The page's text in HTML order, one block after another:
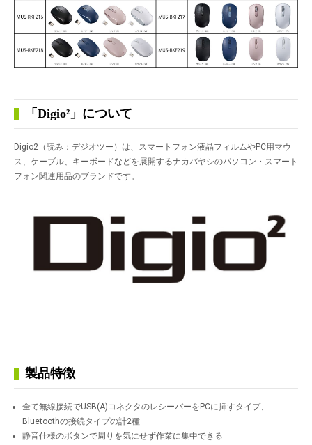
「Digio²」について
Digio2 （読み：デジオツー）は、スマートフォン液晶フィルムやPC用マウ
ス、ケーブル、キーボードなどを展開するナカバヤシのパソコン・スマート
フォン関連用品のブランドです。
製品特徴
全て無線接続でUSB(A)コネクタのレシーバーをPCに挿すタイプ、
Bluetoothの接続タイプの計2種
静音仕様のボタンで周りを気にせず作業に集中できる